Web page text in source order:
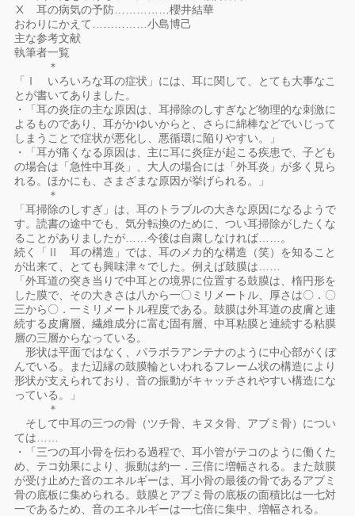
Ⅹ 耳の病気の予防……………櫻井結華
おわりにかえて……………小島博己
主な参考文献
執筆者一覧
＊
「Ⅰ いろいろな耳の症状」には、耳に関して、とても大事なこ
とが書いてありました。
・「耳の炎症の主な原因は、耳掃除のしすぎなど物理的な刺激に
よるものであり、耳がかゆいからと、さらに綿棒などでいじって
しまうことで症状が悪化し、悪循環に陥りやすい。」
・「耳が痛くなる原因は、主に耳に炎症が起こる疾患で、子ども
の場合は「急性中耳炎」、大人の場合には「外耳炎」が多く見ら
れる。ほかにも、さまざまな原因が挙げられる。」
＊
「耳掃除のしすぎ」は、耳のトラブルの大きな原因になるようで
す。読書の途中でも、気分転換のために、つい耳掃除がしたくな
ることがありましたが……今後は自粛しなければ……。
続く「Ⅱ 耳の構造」では、耳のメカ的な構造（笑）を知ること
が出来て、とても興味津々でした。例えば鼓膜は……
「外耳道の突き当りで中耳との境界に位置する鼓膜は、楕円形を
した膜で、その大きさは八から一〇ミリメートル、厚さは〇．〇
三から〇．一ミリメートル程度である。鼓膜は外耳道の皮膚と連
続する皮膚層、繊維成分に富む固有層、中耳粘膜と連続する粘膜
層の三層からなっている。
形状は平面ではなく、パラボラアンテナのように中心部がくぼ
んでいる。また辺縁の鼓膜輪といわれるフレーム状の構造により
形状が支えられており、音の振動がキャッチされやすい構造にな
っている。」
＊
そして中耳の三つの骨（ツチ骨、キヌタ骨、アブミ骨）につい
ては……
・「三つの耳小骨を伝わる過程で、耳小管がテコのように働くた
め、テコ効果により、振動は約一．三倍に増幅される。また鼓膜
が受け止めた音のエネルギーは、耳小骨の最後の骨であるアブミ
骨の底板に集められる。鼓膜とアブミ骨の底板の面積比は一七対
一であるため、音のエネルギーは一七倍に集中、増幅される。